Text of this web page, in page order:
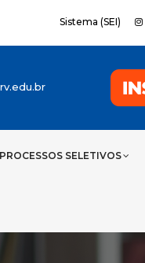
Sistema (SEI)
PROCESSOS SELETIVOS